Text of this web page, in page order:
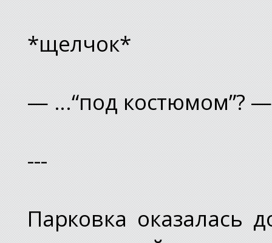
*щелчок*
— ...“под костюмом”?
---
Парковка оказалась